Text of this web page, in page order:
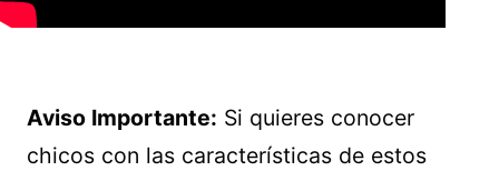
Aviso Importante: Si quieres conocer
chicos con las características de estos